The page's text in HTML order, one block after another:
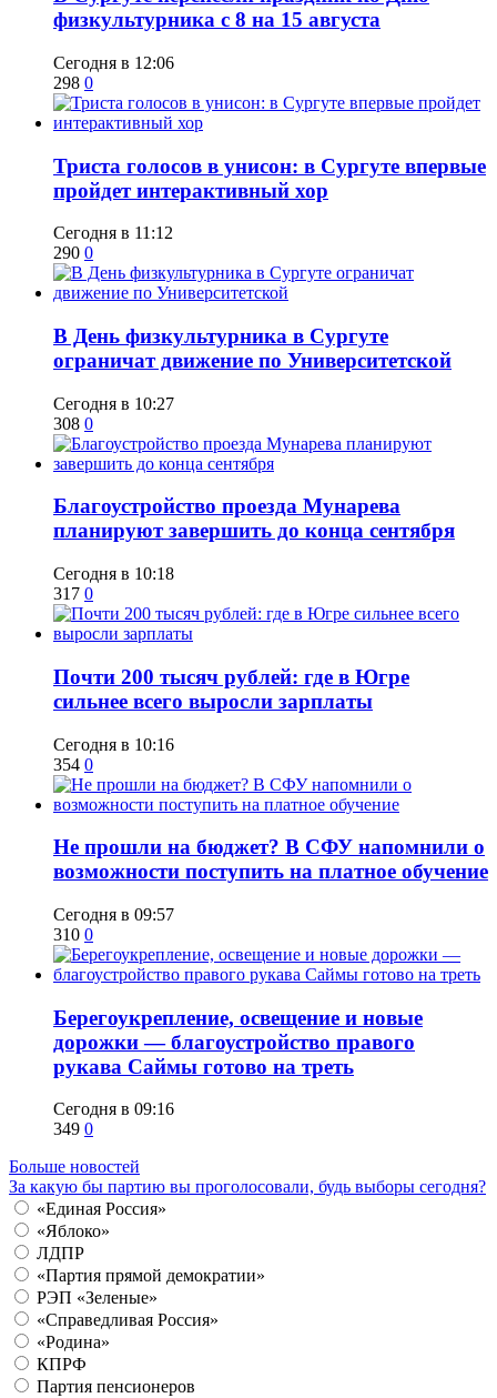
физкультурника с 8 на 15 августа
Сегодня в 12:06
298 0
​Триста голосов в унисон: в Сургуте впервые
пройдет интерактивный хор
Сегодня в 11:12
290 0
​В День физкультурника в Сургуте
ограничат движение по Университетской
Сегодня в 10:27
308 0
Благоустройство проезда Мунарева
планируют завершить до конца сентября
Сегодня в 10:18
317 0
​Почти 200 тысяч рублей: где в Югре
сильнее всего выросли зарплаты
Сегодня в 10:16
354 0
Не прошли на бюджет? В СФУ напомнили о
возможности поступить на платное обучение
Сегодня в 09:57
310 0
Берегоукрепление, освещение и новые
дорожки — благоустройство правого
рукава Саймы готово на треть
Сегодня в 09:16
349 0
Больше новостей
За какую бы партию вы проголосовали, будь выборы сегодня?
«Единая Россия»
«Яблоко»
ЛДПР
«Партия прямой демократии»
РЭП «Зеленые»
«Справедливая Россия»
«Родина»
КПРФ
Партия пенсионеров